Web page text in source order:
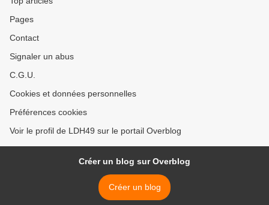
Pages
Contact
Signaler un abus
C.G.U.
Cookies et données personnelles
Préférences cookies
Voir le profil de LDH49 sur le portail Overblog
Créer un blog sur Overblog
Créer un blog